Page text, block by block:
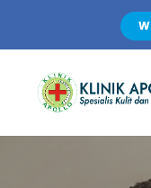
content